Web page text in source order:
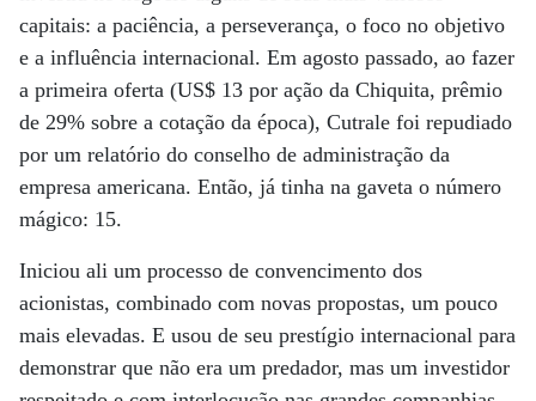
capitais: a paciência, a perseverança, o foco no objetivo
e a influência internacional. Em agosto passado, ao fazer
a primeira oferta (US$ 13 por ação da Chiquita, prêmio
de 29% sobre a cotação da época), Cutrale foi repudiado
por um relatório do conselho de administração da
empresa americana. Então, já tinha na gaveta o número
mágico: 15.
Iniciou ali um processo de convencimento dos
acionistas, combinado com novas propostas, um pouco
mais elevadas. E usou de seu prestígio internacional para
demonstrar que não era um predador, mas um investidor